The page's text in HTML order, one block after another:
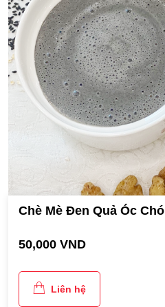
Chè Mè Đen Quả Óc Chó
50,000 VND
Liên hệ